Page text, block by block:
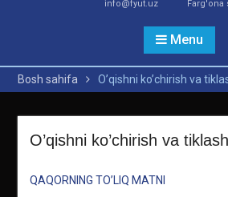
info@fyut.uz
Farg'ona
Menu
Bosh sahifa O’qishni ko’chirish va
O’qishni ko’chirish va tiklash
QAQORNING TO’LIQ MATNI